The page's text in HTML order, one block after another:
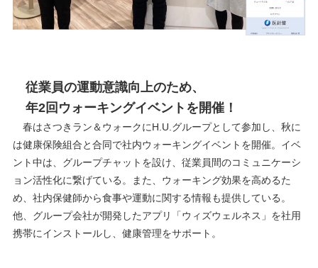
従業員の運動意識向上のため、
年2回ウォーキングイベントを開催！
春はさつきラン＆ウォークにH.U.グループとして参加し、秋に
は健康保険組合と合同で社内ウォーキングイベントを開催。イベ
ント中は、グループチャットを設け、従業員間のコミュニケーシ
ョン活性化に繋げている。また、ウォーキング効果を高めるた
め、社内保健師から食事や運動に関する情報も提供している。
他、グループ会社が開発したアプリ「ウィズウェルネス」を社用
携帯にインストールし、健康管理をサポート。